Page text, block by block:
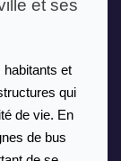
et ses
habitants et
qui
de vie. En
de bus